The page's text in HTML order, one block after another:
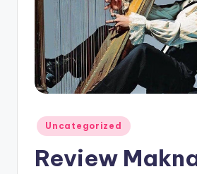
Posted
in
Uncategorized
Review